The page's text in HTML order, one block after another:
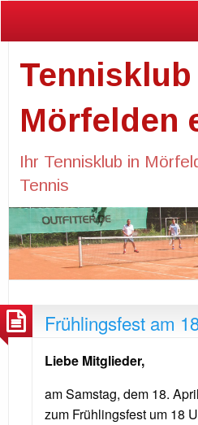
Tennisklub
Mörfelden
Ihr Tennisklub in
Tennis
Frühlingsfest am
Liebe Mitglieder,
am Samstag, dem 18.
zum Frühlingsfest um 18